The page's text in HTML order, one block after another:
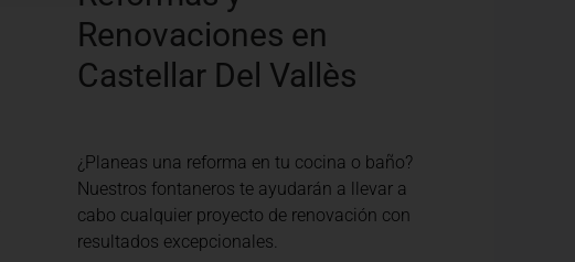
Renovaciones en
Castellar Del Vallès
¿Planeas una reforma en tu cocina o baño?
Nuestros fontaneros te ayudarán a llevar a
cabo cualquier proyecto de renovación con
resultados excepcionales.